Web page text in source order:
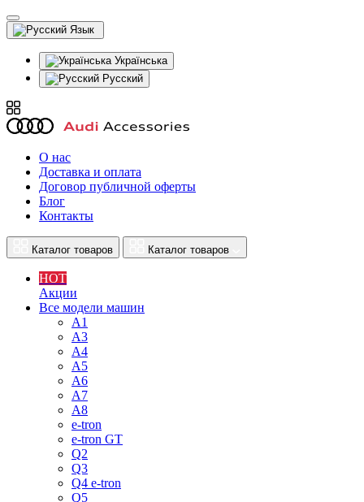
Язык
Українська
Русский
О нас
Доставка и оплата
Договор публичной оферты
Блог
Контакты
Каталог товаров Каталог товаров
HOT
Акции
Все модели машин
A1
A3
A4
A5
A6
A7
A8
e-tron
e-tron GT
Q2
Q3
Q4 e-tron
Q5